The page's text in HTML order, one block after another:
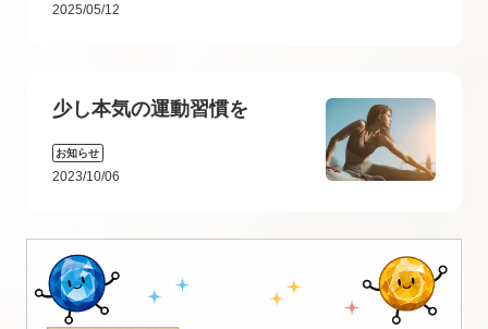
2025/05/12
少し本気の運動習慣を
お知らせ
2023/10/06